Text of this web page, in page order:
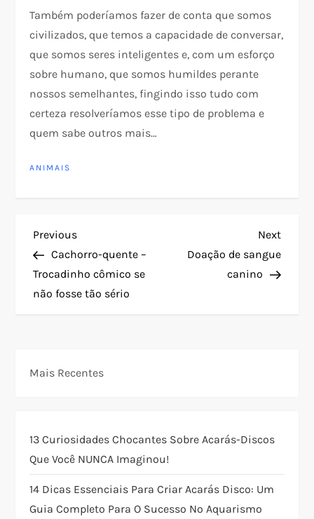
Também poderíamos fazer de conta que somos
civilizados, que temos a capacidade de conversar,
que somos seres inteligentes e, com um esforço
sobre humano, que somos humildes perante
nossos semelhantes, fingindo isso tudo com
certeza resolveríamos esse tipo de problema e
quem sabe outros mais…
ANIMAIS
N
a
v
g
ç
ã
o
Previous
Post
Previous
Cachorro-quente –
Trocadinho cômico se
não fosse tão sério
Next
Post
Next
Doação de sangue
canino
Mais Recentes
13 Curiosidades Chocantes Sobre Acarás-Discos
Que Você NUNCA Imaginou!
14 Dicas Essenciais Para Criar Acarás Disco: Um
Guia Completo Para O Sucesso No Aquarismo